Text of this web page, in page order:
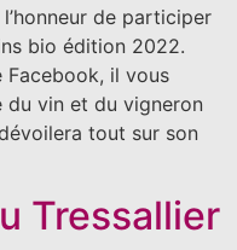
de participer
bio édition 2022.
Facebook, il vous
du vin et du vigneron
tout sur son
Tressallier